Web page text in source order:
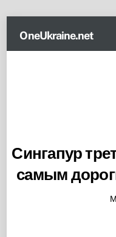
content
OneUkraine.net
Сингапур
самым